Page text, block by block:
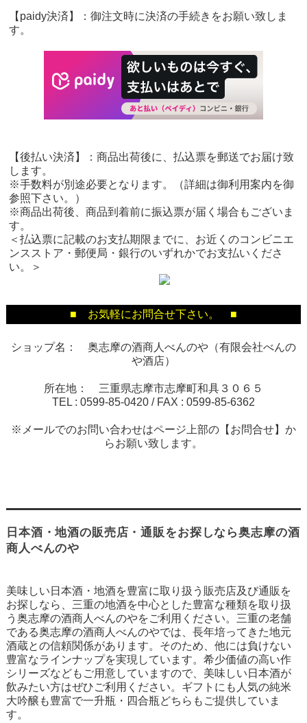
【paidy決済】：御注文時に決済の手続きをお願い致しま
す。
【後払い決済】：商品出荷後に、払込票を郵送でお届け致
します。
※手数料が別途必要となります。（詳細は御利用案内を御
参照下さい。）
※商品出荷後、商品到着前に振込票が届く場合もございま
す。
＜払込票に記載のお支払期限までに、お近くのコンビニエ
ンスストア・郵便局・銀行のいずれかでお支払いくださ
い。＞
■ お気軽にお問合せ下さい。 ■
ショップ名： 奥志摩の酒商人べんのや（有限会社べんの
や酒店）
所在地： 三重県志摩市志摩町和具３０６５
TEL : 0599-85-0420 / FAX : 0599-85-6362
※メールでのお問い合わせはページ上部の【お問合せ】か
らお願い致します。
日本酒・地酒の販売店・通販をお探しなら奥志摩の酒
商人べんのや
美味しい日本酒・地酒を豊富に取り扱う販売店及び通販を
お探しなら、三重の地酒を中心とした豊富な種類を取り扱
う奥志摩の酒商人べんのやをご利用ください。三重の老舗
である奥志摩の酒商人べんのやでは、長年培ってきた地元
酒蔵との信頼関係があります。そのため、他には負けない
豊富なラインナップを実現しています。希少価値の高い作
シリーズなどもご用意していますので、美味しい日本酒が
飲みたい方はぜひご利用ください。ギフトにも人気の純米
大吟醸も豊富で一升瓶・四合瓶どちらもご提供していま
す。